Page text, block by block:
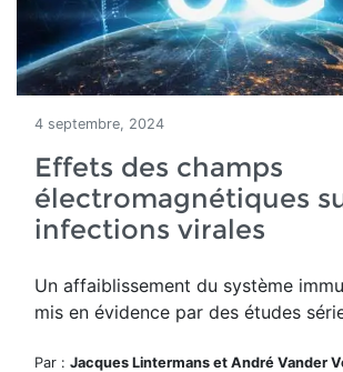
4 septembre, 2024
Effets des champs
électromagnétiques
infections virales
Un affaiblissement du système
mis en évidence par des études
Par : Jacques Lintermans et André Vander